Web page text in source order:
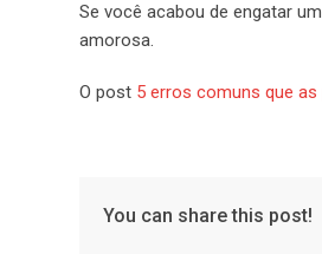
Se você acabou de engatar
amorosa.
O post 5 erros comuns que
You can share this post!